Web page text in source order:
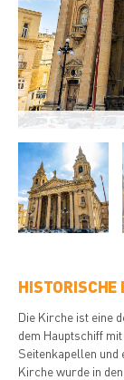
HISTORISCHE
Die Kirche ist eine
dem Hauptschiff
Seitenkapellen und
Kirche wurde in